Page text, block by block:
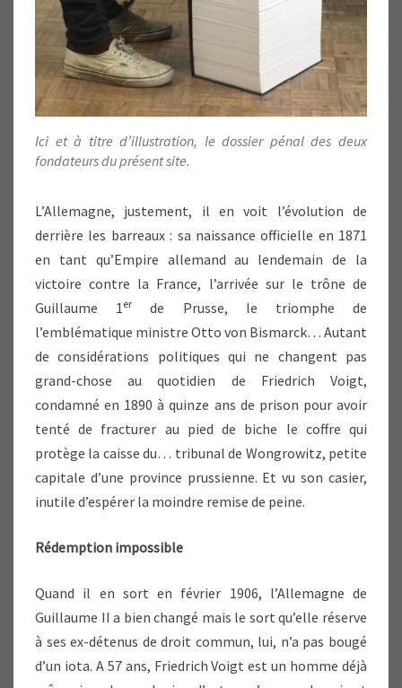
Ici et à titre d’illustration, le dossier pénal des deux
fondateurs du présent site.
L’Allemagne, justement, il en voit l’évolution de
derrière les barreaux : sa naissance officielle en 1871
en tant qu’Empire allemand au lendemain de la
victoire contre la France, l’arrivée sur le trône de
Guillaume 1er
de Prusse, le triomphe de
l’emblématique ministre Otto von Bismarck… Autant
de considérations politiques qui ne changent pas
grand-chose au quotidien de Friedrich Voigt,
condamné en 1890 à quinze ans de prison pour avoir
tenté de fracturer au pied de biche le coffre qui
protège la caisse du… tribunal de Wongrowitz, petite
capitale d’une province prussienne. Et vu son casier,
inutile d’espérer la moindre remise de peine.
Rédemption impossible
Quand il en sort en février 1906, l’Allemagne de
Guillaume II a bien changé mais le sort qu’elle réserve
à ses ex-détenus de droit commun, lui, n’a pas bougé
d’un iota. A 57 ans, Friedrich Voigt est un homme déjà